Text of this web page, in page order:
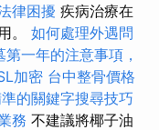
律困擾 疾病治療在
。 如何處理外遇問
第一年的注意事項，
加密 台中整骨價格
的關鍵字搜尋技巧
務 不建議將椰子油